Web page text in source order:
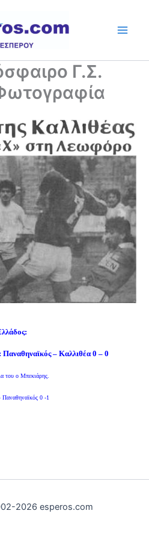
Γ.Σ.
Παναθηναϊκός – Καλλιθέα 0 – 0
του ο Μπεκιάρης.
Παναθηναϊκός 0 -1
2026 esperos.com